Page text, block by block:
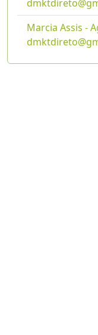
Marcia Assis -